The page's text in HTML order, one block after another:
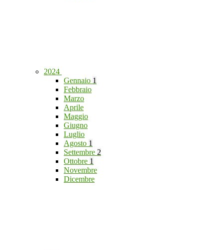
2024
Gennaio 1
Febbraio
Marzo
Aprile
Maggio
Giugno
Luglio
Agosto 1
Settembre 2
Ottobre 1
Novembre
Dicembre